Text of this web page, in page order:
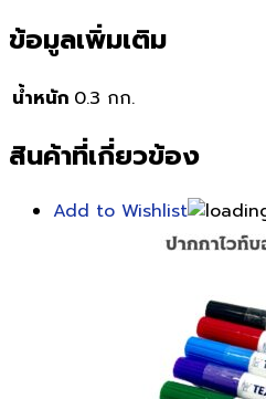
ข้อมูลเพิ่มเติม
น้ำหนัก 0.3 กก.
สินค้าที่เกี่ยวข้อง
Add to Wishlist